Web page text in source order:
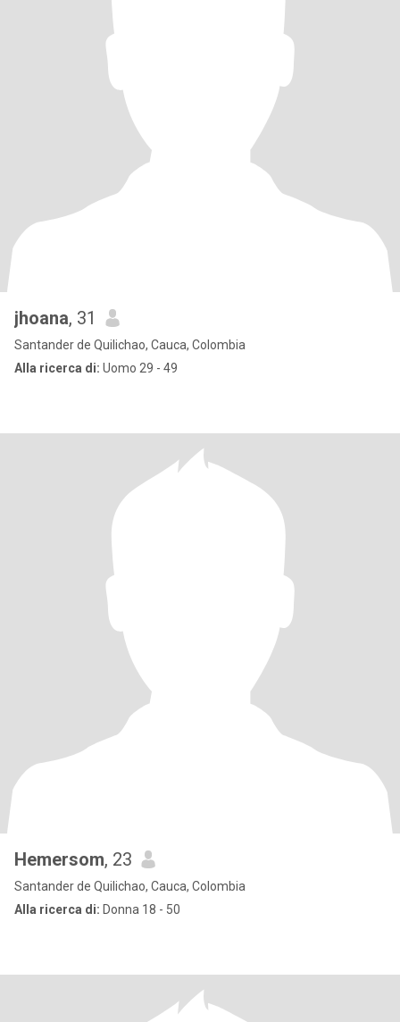
jhoana, 31
Santander de Quilichao, Cauca, Colombia
Alla ricerca di: Uomo 29 - 49
Hemersom, 23
Santander de Quilichao, Cauca, Colombia
Alla ricerca di: Donna 18 - 50